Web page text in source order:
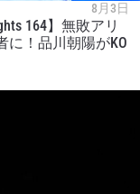
8月3日
164】無敗アリ
に！品川朝陽がKO